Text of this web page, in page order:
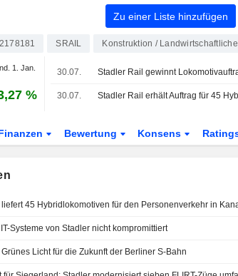
Zu einer Liste hinzufügen
SRAIL Konstruktion /
1. Jan.
%
30.07.
30.07.
Bewertung Konsens
45 Hybridlokomotiven für den Personenverkehr in
Systeme von Stadler nicht kompromittiert
Licht für die Zukunft der Berliner S-Bahn